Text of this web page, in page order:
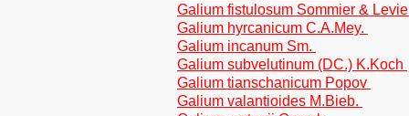
Galium fistulosum Sommier &
Galium hyrcanicum C.A.Mey.
Galium incanum Sm.
Galium subvelutinum (DC.) K.Koch
Galium tianschanicum Popov
Galium valantioides M.Bieb.